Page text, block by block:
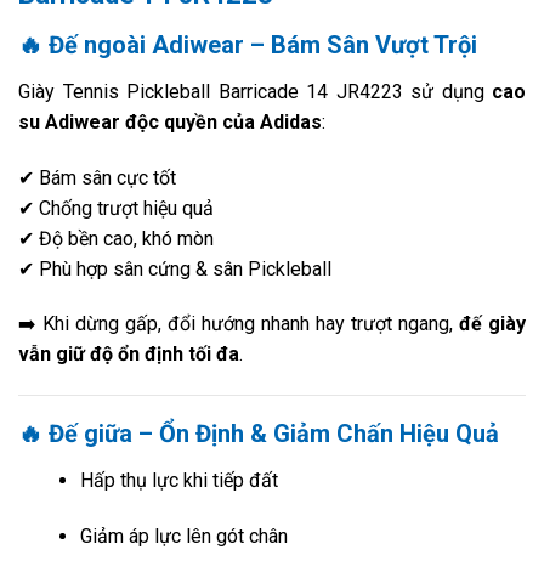
🔥 Đế ngoài Adiwear – Bám Sân Vượt Trội
Giày Tennis Pickleball Barricade 14 JR4223 sử dụng cao
su Adiwear độc quyền của Adidas:
✔ Bám sân cực tốt
✔ Chống trượt hiệu quả
✔ Độ bền cao, khó mòn
✔ Phù hợp sân cứng & sân Pickleball
➡️ Khi dừng gấp, đổi hướng nhanh hay trượt ngang, đế giày
vẫn giữ độ ổn định tối đa.
🔥 Đế giữa – Ổn Định & Giảm Chấn Hiệu Quả
Hấp thụ lực khi tiếp đất
Giảm áp lực lên gót chân